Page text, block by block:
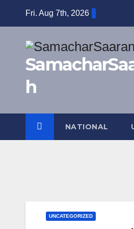
Fri. Aug 7th, 2026
h
NATIONAL
UNCATEGORIZED